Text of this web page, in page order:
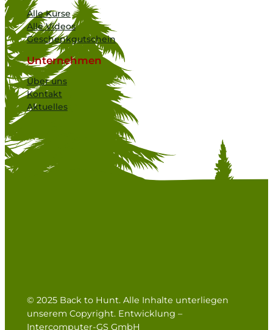
Alle Kurse
Alle Videos
Geschenkgutschein
Unternehmen
Über uns
Kontakt
Aktuelles
© 2025 Back to Hunt. Alle Inhalte unterliegen
unserem Copyright. Entwicklung –
Intercomputer-GS GmbH